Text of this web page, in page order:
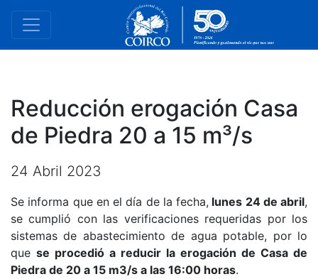
Reducción erogación Casa
de Piedra 20 a 15 m³/s
24 Abril 2023
Se informa que en el día de la fecha, lunes 24 de abril,
se cumplió con las verificaciones requeridas por los
sistemas de abastecimiento de agua potable, por lo
que se procedió a reducir la erogación de Casa de
Piedra de 20 a 15 m3/s a las 16:00 horas.